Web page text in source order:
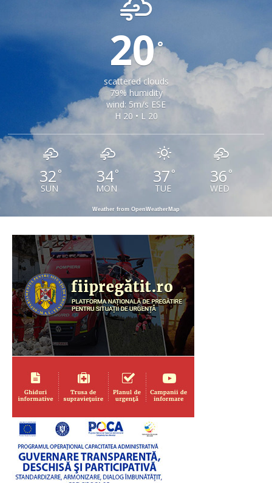
20°
scattered clouds
79% humidity
wind: 5m/s ESE
H 20 • L 20
32 °
SUN
34°
MON
37 °
TUE
36 °
WED
Weather from OpenWeatherMap